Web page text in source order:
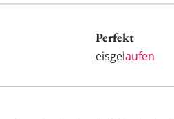
Perfekt
eisgelaufen